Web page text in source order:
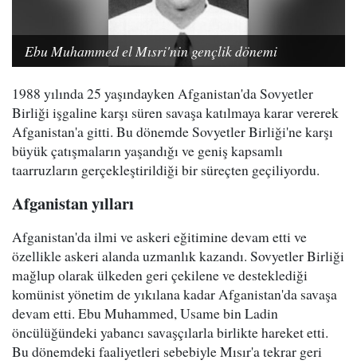
Ebu Muhammed el Mısri'nin gençlik dönemi
1988 yılında 25 yaşındayken Afganistan'da Sovyetler
Birliği işgaline karşı süren savaşa katılmaya karar vererek
Afganistan'a gitti. Bu dönemde Sovyetler Birliği'ne karşı
büyük çatışmaların yaşandığı ve geniş kapsamlı
taarruzların gerçekleştirildiği bir süreçten geçiliyordu.
Afganistan yılları
Afganistan'da ilmi ve askeri eğitimine devam etti ve
özellikle askeri alanda uzmanlık kazandı. Sovyetler Birliği
mağlup olarak ülkeden geri çekilene ve desteklediği
komünist yönetim de yıkılana kadar Afganistan'da savaşa
devam etti. Ebu Muhammed, Usame bin Ladin
öncülüğündeki yabancı savaşçılarla birlikte hareket etti.
Bu dönemdeki faaliyetleri sebebiyle Mısır'a tekrar geri